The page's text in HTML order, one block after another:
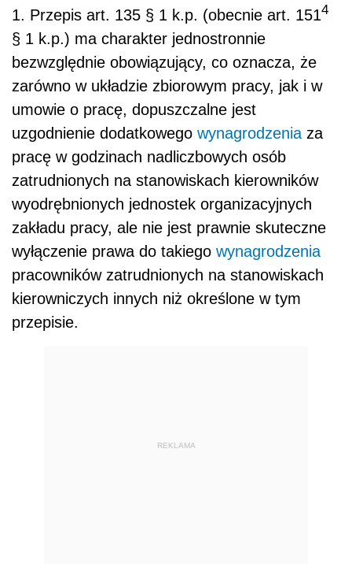
1. Przepis art. 135 § 1 k.p. (obecnie art. 1514
§ 1 k.p.) ma charakter jednostronnie
bezwzględnie obowiązujący, co oznacza, że
zarówno w układzie zbiorowym pracy, jak i w
umowie o pracę, dopuszczalne jest
uzgodnienie dodatkowego wynagrodzenia za
pracę w godzinach nadliczbowych osób
zatrudnionych na stanowiskach kierowników
wyodrębnionych jednostek organizacyjnych
zakładu pracy, ale nie jest prawnie skuteczne
wyłączenie prawa do takiego wynagrodzenia
pracowników zatrudnionych na stanowiskach
kierowniczych innych niż określone w tym
przepisie.
REKLAMA